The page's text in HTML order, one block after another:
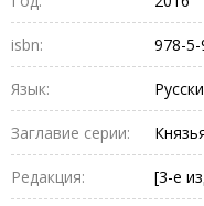
isbn: 978-
Язык:
Заглавие серии:
Редакция: [3-е